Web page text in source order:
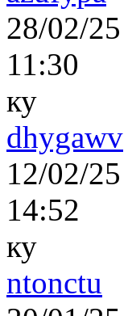
28/02/25
11:30
ку
dhygawv
12/02/25
14:52
ку
ntonctu